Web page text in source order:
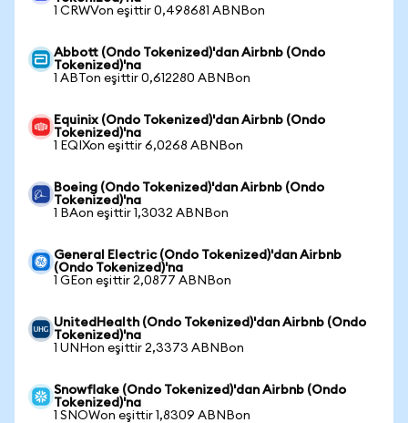
1 CRWVon eşittir 0,498681 ABNBon
Abbott (Ondo Tokenized)'dan Airbnb (Ondo
Tokenized)'na
1 ABTon eşittir 0,612280 ABNBon
Equinix (Ondo Tokenized)'dan Airbnb (Ondo
Tokenized)'na
1 EQIXon eşittir 6,0268 ABNBon
Boeing (Ondo Tokenized)'dan Airbnb (Ondo
Tokenized)'na
1 BAon eşittir 1,3032 ABNBon
General Electric (Ondo Tokenized)'dan Airbnb
(Ondo Tokenized)'na
1 GEon eşittir 2,0877 ABNBon
UnitedHealth (Ondo Tokenized)'dan Airbnb (Ondo
Tokenized)'na
1 UNHon eşittir 2,3373 ABNBon
Snowflake (Ondo Tokenized)'dan Airbnb (Ondo
Tokenized)'na
1 SNOWon eşittir 1,8309 ABNBon